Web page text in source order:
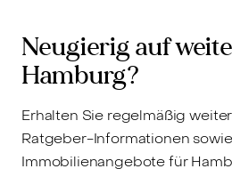
Neugierig auf
Hamburg?
Erhalten Sie regelmäßig
Ratgeber-Informationen
Immobilienangebote für